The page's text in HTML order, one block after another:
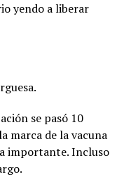
yendo a liberar
se pasó 10
marca de la vacuna
importante. Incluso